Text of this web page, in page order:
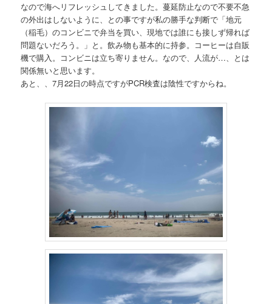
なので海へリフレッシュしてきました。蔓延防止なので不要不急
の外出はしないように、との事ですが私の勝手な判断で「地元
（稲毛）のコンビニで弁当を買い、現地では誰にも接しず帰れば
問題ないだろう。」と。飲み物も基本的に持参。コーヒーは自販
機で購入。コンビニは立ち寄りません。なので、人流が…、とは
関係無いと思います。
あと、、7月22日の時点ですがPCR検査は陰性ですからね。